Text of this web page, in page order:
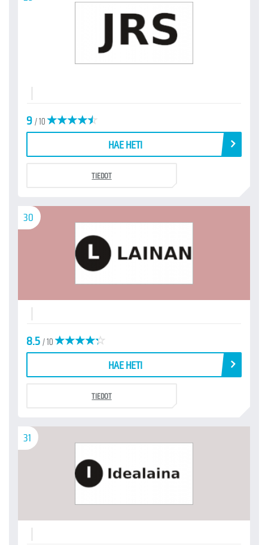
9/ 10
HAE HETI
TIEDOT
30
8.5/ 10
HAE HETI
TIEDOT
31